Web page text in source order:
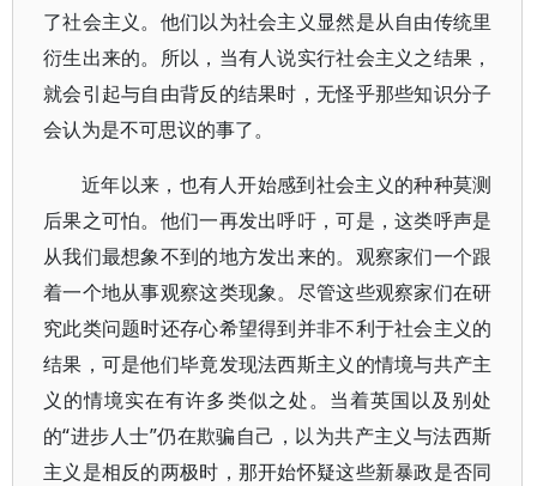
了社会主义。他们以为社会主义显然是从自由传统里
衍生出来的。所以，当有人说实行社会主义之结果，
就会引起与自由背反的结果时，无怪乎那些知识分子
会认为是不可思议的事了。
近年以来，也有人开始感到社会主义的种种莫测
后果之可怕。他们一再发出呼吁，可是，这类呼声是
从我们最想象不到的地方发出来的。观察家们一个跟
着一个地从事观察这类现象。尽管这些观察家们在研
究此类问题时还存心希望得到并非不利于社会主义的
结果，可是他们毕竟发现法西斯主义的情境与共产主
义的情境实在有许多类似之处。当着英国以及别处
的“进步人士”仍在欺骗自己，以为共产主义与法西斯
主义是相反的两极时，那开始怀疑这些新暴政是否同